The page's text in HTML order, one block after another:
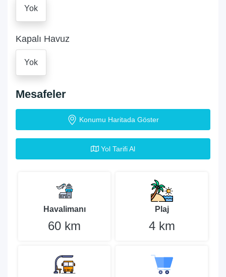
Yok
Kapalı Havuz
Yok
Mesafeler
Konumu Haritada Göster
Yol Tarifi Al
Havalimanı
60 km
Plaj
4 km